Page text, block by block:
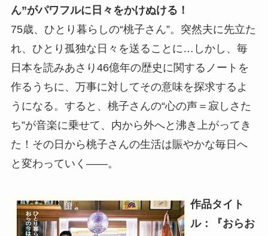
ん”がパワフルに日々をかけぬける！
75歳、ひとり暮らしの“桃子さん”。突然夫に先立た
れ、ひとり孤独な日々を送ることに…しかし、毎
日本を読みあさり46億年の歴史に関するノートを
作るうちに、万事に対してその意味を探求するよ
うになる。すると、桃子さんの“心の声＝寂しさた
ち”が音楽に乗せて、内から外へと沸き上がってき
た！その日から桃子さんの生活は賑やかな毎日へ
と変わっていく――。
作品タイト
ル：『おらお